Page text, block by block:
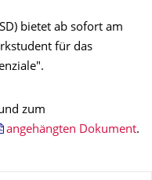
bietet ab sofort am
für das
zum
angehängten Dokument.